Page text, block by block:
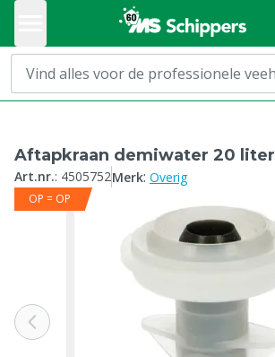
Aftapkraan demiwater 20 liter
Art.nr.: 4505752Merk: Overig
OP = OP